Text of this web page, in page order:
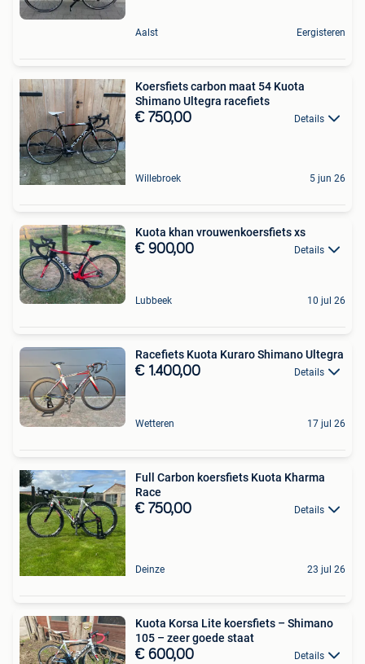
Aalst Eergisteren
Koersfiets carbon maat 54 Kuota
Shimano Ultegra racefiets
€ 750,00 Details
Willebroek 5 jun 26
Kuota khan vrouwenkoersfiets xs
€ 900,00 Details
Lubbeek 10 jul 26
Racefiets Kuota Kuraro Shimano Ultegra
€ 1.400,00 Details
Wetteren 17 jul 26
Full Carbon koersfiets Kuota Kharma
Race
€ 750,00 Details
Deinze 23 jul 26
Kuota Korsa Lite koersfiets – Shimano
105 – zeer goede staat
€ 600,00 Details